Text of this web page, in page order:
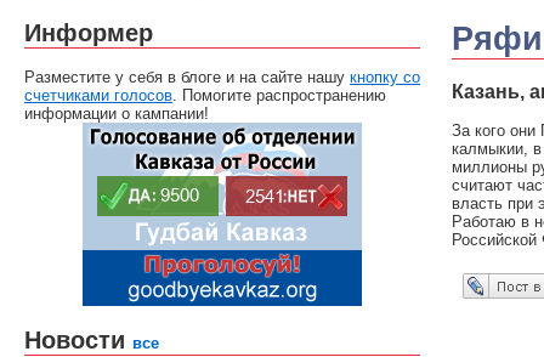
Казань,
За кого
калмыкии,
миллионы
считают
власть при
Работаю в
Опубликовать в ЖЖ
Информер
Разместите у себя в блоге и на сайте нашу кнопку со
счетчиками голосов. Помогите распространению
информации о кампании!
Новости все